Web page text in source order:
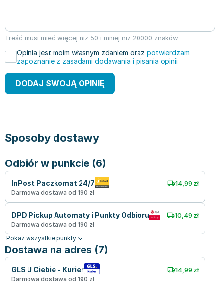
Treść musi mieć więcej niż 50 i mniej niż 20000 znaków
Opinia jest moim własnym zdaniem oraz potwierdzam
zapoznanie z zasadami dodawania i pisania opinii
DODAJ SWOJĄ OPINIĘ
Sposoby dostawy
Odbiór w punkcie (6)
InPost Paczkomat 24/7 14,99 zł
Darmowa dostawa od 190 zł
DPD Pickup Automaty i Punkty Odbioru 10,49 zł
Darmowa dostawa od 190 zł
Pokaż wszystkie punkty
Dostawa na adres (7)
GLS U Ciebie - Kurier 14,99 zł
Darmowa dostawa od 190 zł